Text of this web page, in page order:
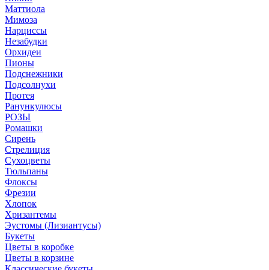
Маттиола
Мимоза
Нарциссы
Незабудки
Орхидеи
Пионы
Подснежники
Подсолнухи
Протея
Ранункулюсы
РОЗЫ
Ромашки
Сирень
Стрелиция
Сухоцветы
Тюльпаны
Флоксы
Фрезии
Хлопок
Хризантемы
Эустомы (Лизиантусы)
Букеты
Цветы в коробке
Цветы в корзине